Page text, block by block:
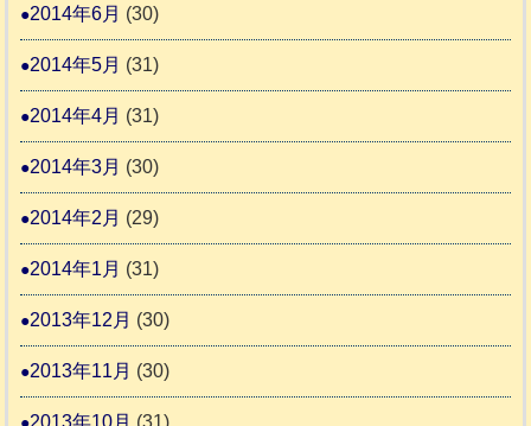
2014年6月 (30)
2014年5月 (31)
2014年4月 (31)
2014年3月 (30)
2014年2月 (29)
2014年1月 (31)
2013年12月 (30)
2013年11月 (30)